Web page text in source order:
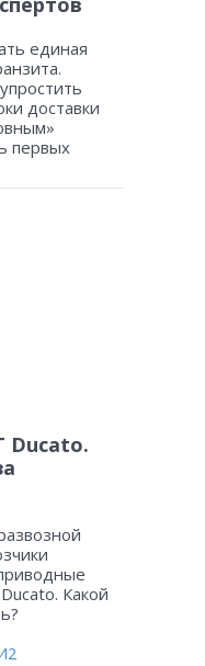
единая
доставки
первых
Ducato.
Какой